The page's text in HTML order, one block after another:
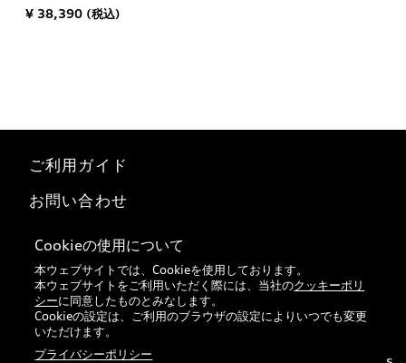
¥ 38,390 (税込)
ご利用ガイド
お問い合わせ
マイページ
特定商取引法に基づく表記
Audi正規ディーラー検索
Cookieの使用について
本ウェブサイトでは、Cookieを使用しております。
本ウェブサイトをご利用いただく際には、当社のクッキーポリ
シーに同意したものとみなします。
Cookieの設定は、ご利用のブラウザの設定によりいつでも変更
いただけます。
プライバシーポリシー